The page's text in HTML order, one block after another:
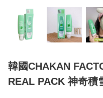
韓國CHAKAN
REAL PACK 神奇積